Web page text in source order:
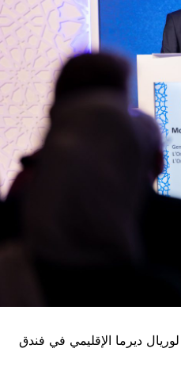
ديرما الإقليمي في فندق